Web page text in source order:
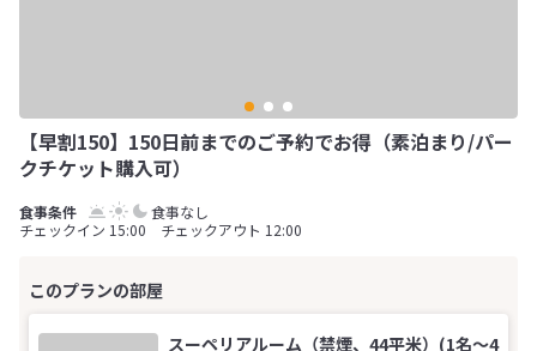
【早割150】150日前までのご予約でお得（素泊まり/パー
クチケット購入可）
食事なし
チェックイン 15:00 チェックアウト 12:00
スーペリアルーム（禁煙、44平米）(1名～4